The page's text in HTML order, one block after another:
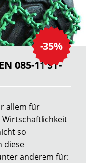
-35%
085-11 ST-
allem für
so
diese
anderem für: